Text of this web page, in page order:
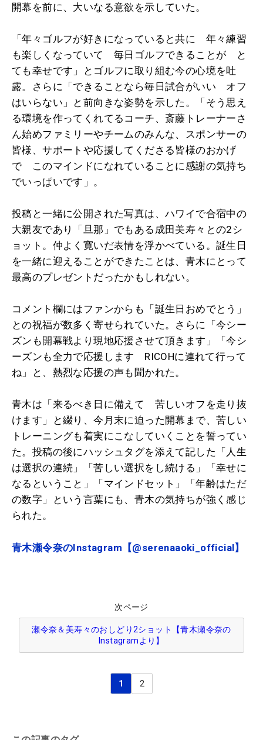
開幕を前に、大いなる意欲を示していた。
「年々ゴルフが好きになっていると共に 年々練習
も楽しくなっていて 毎日ゴルフできることが と
ても幸せです」とゴルフに取り組む今の心境を吐
露。さらに「できることなら毎日試合がいい オフ
はいらない」と前向きな姿勢を示した。「そう思え
る環境を作ってくれてるコーチ、斎藤トレーナーさ
ん始めファミリーやチームのみんな、スポンサーの
皆様、サポートや応援してくださる皆様のおかげ
で このマインドになれていることに感謝の気持ち
でいっぱいです」。
投稿と一緒に公開された写真は、ハワイで合宿中の
大親友であり「旦那」でもある成田美寿々との2シ
ョット。仲よく寛いだ表情を浮かべている。誕生日
を一緒に迎えることができたことは、青木にとって
最高のプレゼントだったかもしれない。
コメント欄にはファンからも「誕生日おめでとう」
との祝福が数多く寄せられていた。さらに「今シー
ズンも開幕戦より現地応援させて頂きます」「今シ
ーズンも全力で応援します RICOHに連れて行って
ね」と、熱烈な応援の声も聞かれた。
青木は「来るべき日に備えて 苦しいオフを走り抜
けます」と綴り、今月末に迫った開幕まで、苦しい
トレーニングも着実にこなしていくことを誓ってい
た。投稿の後にハッシュタグを添えて記した「人生
は選択の連続」「苦しい選択をし続ける」「幸せに
なるということ」「マインドセット」「年齢はただ
の数字」という言葉にも、青木の気持ちが強く感じ
られた。
青木瀬令奈のInstagram【@serenaaoki_official】
次ページ
瀬令奈＆美寿々のおしどり2ショット【青木瀬令奈の
Instagramより】
1 2